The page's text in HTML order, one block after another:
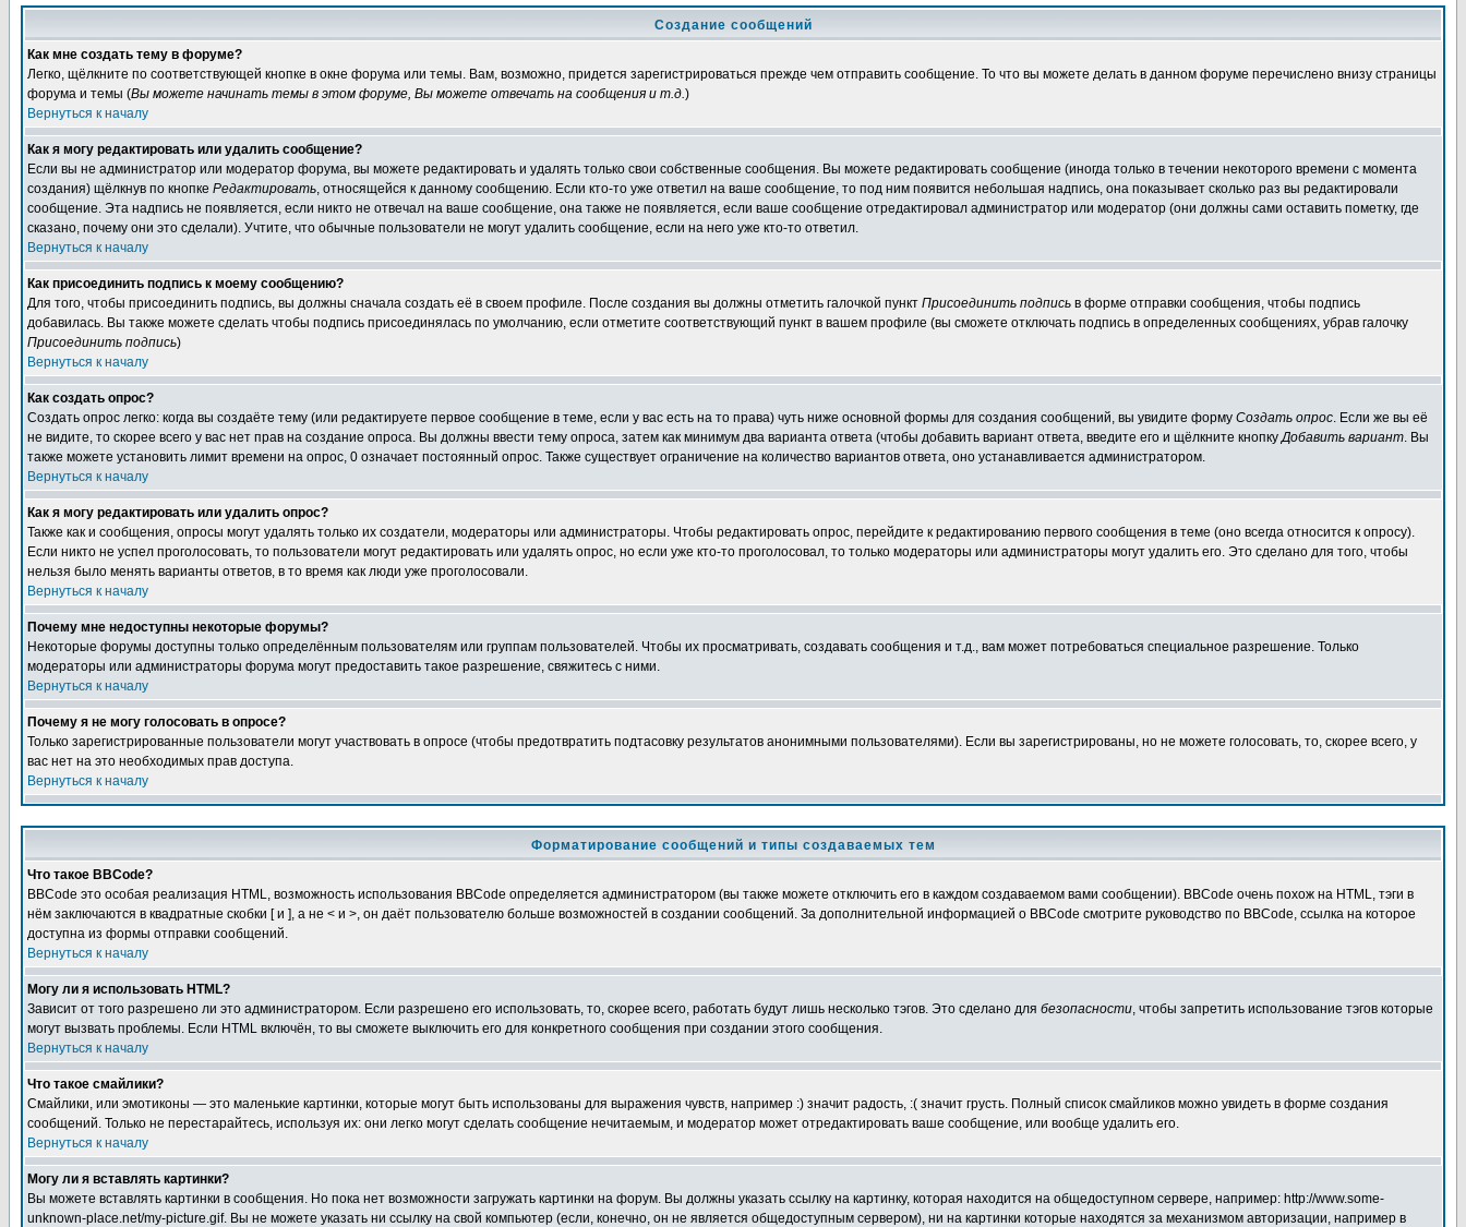
Создание сообщений
Как мне создать тему в форуме?
Легко, щёлкните по соответствующей кнопке в окне форума или темы. Вам, возможно, придется зарегистрироваться прежде чем отправить сообщение. То что вы можете делать в данном форуме перечислено внизу страницы
форума и темы (Вы можете начинать темы в этом форуме, Вы можете отвечать на сообщения и т.д.)
Вернуться к началу
Как я могу редактировать или удалить сообщение?
Если вы не администратор или модератор форума, вы можете редактировать и удалять только свои собственные сообщения. Вы можете редактировать сообщение (иногда только в течении некоторого времени с момента
создания) щёлкнув по кнопке Редактировать, относящейся к данному сообщению. Если кто-то уже ответил на ваше сообщение, то под ним появится небольшая надпись, она показывает сколько раз вы редактировали
сообщение. Эта надпись не появляется, если никто не отвечал на ваше сообщение, она также не появляется, если ваше сообщение отредактировал администратор или модератор (они должны сами оставить пометку, где
сказано, почему они это сделали). Учтите, что обычные пользователи не могут удалить сообщение, если на него уже кто-то ответил.
Вернуться к началу
Как присоединить подпись к моему сообщению?
Для того, чтобы присоединить подпись, вы должны сначала создать её в своем профиле. После создания вы должны отметить галочкой пункт Присоединить подпись в форме отправки сообщения, чтобы подпись
добавилась. Вы также можете сделать чтобы подпись присоединялась по умолчанию, если отметите соответствующий пункт в вашем профиле (вы сможете отключать подпись в определенных сообщениях, убрав галочку
Присоединить подпись)
Вернуться к началу
Как создать опрос?
Создать опрос легко: когда вы создаёте тему (или редактируете первое сообщение в теме, если у вас есть на то права) чуть ниже основной формы для создания сообщений, вы увидите форму Создать опрос. Если же вы её
не видите, то скорее всего у вас нет прав на создание опроса. Вы должны ввести тему опроса, затем как минимум два варианта ответа (чтобы добавить вариант ответа, введите его и щёлкните кнопкуДобавить вариант. Вы
также можете установить лимит времени на опрос, 0 означает постоянный опрос. Также существует ограничение на количество вариантов ответа, оно устанавливается администратором.
Вернуться к началу
Как я могу редактировать или удалить опрос?
Также как и сообщения, опросы могут удалять только их создатели, модераторы или администраторы. Чтобы редактировать опрос, перейдите к редактированию первого сообщения в теме (оно всегда относится к опросу).
Если никто не успел проголосовать, то пользователи могут редактировать или удалять опрос, но если уже кто-то проголосовал, то только модераторы или администраторы могут удалить его. Это сделано для того, чтобы
нельзя было менять варианты ответов, в то время как люди уже проголосовали.
Вернуться к началу
Почему мне недоступны некоторые форумы?
Некоторые форумы доступны только определённым пользователям или группам пользователей. Чтобы их просматривать, создавать сообщения и т.д., вам может потребоваться специальное разрешение. Только
модераторы или администраторы форума могут предоставить такое разрешение, свяжитесь с ними.
Вернуться к началу
Почему я не могу голосовать в опросе?
Только зарегистрированные пользователи могут участвовать в опросе (чтобы предотвратить подтасовку результатов анонимными пользователями). Если вы зарегистрированы, но не можете голосовать, то, скорее всего, у
вас нет на это необходимых прав доступа.
Вернуться к началу
Форматирование сообщений и типы создаваемых тем
Что такое BBCode?
BBCode это особая реализация HTML, возможность использования BBCode определяется администратором (вы также можете отключить его в каждом создаваемом вами сообщении). BBCode очень похож на HTML, тэги в
нём заключаются в квадратные скобки [ и ], а не < и >, он даёт пользователю больше возможностей в создании сообщений. За дополнительной информацией о BBCode смотрите руководство по BBCode, ссылка на которое
доступна из формы отправки сообщений.
Вернуться к началу
Могу ли я использовать HTML?
Зависит от того разрешено ли это администратором. Если разрешено его использовать, то, скорее всего, работать будут лишь несколько тэгов. Это сделано для безопасности, чтобы запретить использование тэгов которые
могут вызвать проблемы. Если HTML включён, то вы сможете выключить его для конкретного сообщения при создании этого сообщения.
Вернуться к началу
Что такое смайлики?
Смайлики, или эмотиконы — это маленькие картинки, которые могут быть использованы для выражения чувств, например :) значит радость, :( значит грусть. Полный список смайликов можно увидеть в форме создания
сообщений. Только не перестарайтесь, используя их: они легко могут сделать сообщение нечитаемым, и модератор может отредактировать ваше сообщение, или вообще удалить его.
Вернуться к началу
Могу ли я вставлять картинки?
Вы можете вставлять картинки в сообщения. Но пока нет возможности загружать картинки на форум. Вы должны указать ссылку на картинку, которая находится на общедоступном сервере, например: http://www.some-
unknown-place.net/my-picture.gif. Вы не можете указать ни ссылку на свой компьютер (если, конечно, он не является общедоступным сервером), ни на картинки которые находятся за механизмом авторизации, например в